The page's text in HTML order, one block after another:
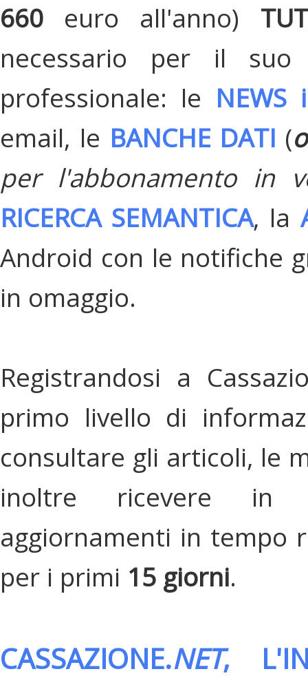
660 euro all'anno)
necessario per il suo
professionale: le
email, le BANCHE DATI (
per l'abbonamento in
RICERCA SEMANTICA, la
Android con le notifiche
in omaggio.
Registrandosi a
primo livello di
consultare gli articoli, le
inoltre ricevere in
aggiornamenti in tempo
per i primi 15 giorni.
CASSAZIONE.NET,